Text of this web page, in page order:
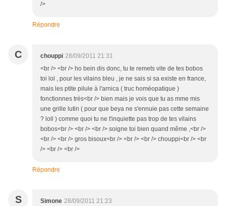
/>
Répondre
C chouppi 28/09/2011 21:31
<br /> <br /> ho bein dis donc, tu te remets vite de tes bobos
toi lol , pour les vilains bleu , je ne sais si sa existe en france,
mais les ptite pilule à l'arnica ( truc homéopatique )
fonctionnes très<br /> bien mais je vois que tu as mme mis
une grille lutin ( pour que beya ne s'ennuie pas cette semaine
? loll ) comme quoi tu ne t'inquiette pas trop de tes vilains
bobos<br /> <br /> <br /> soigne toi bien quand même ,<br />
<br /> <br /> gros bisoux<br /> <br /> <br /> chouppi<br /> <br
/> <br /> <br />
Répondre
S Simone 28/09/2011 21:23